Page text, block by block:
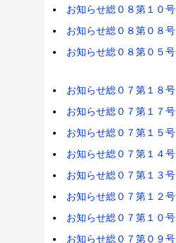
お知らせ総０８第１０号
お知らせ総０８第０８号
お知らせ総０８第０５号
お知らせ総０７第１８号
お知らせ総０７第１７号
お知らせ総０７第１５号
お知らせ総０７第１４号
お知らせ総０７第１３号
お知らせ総０７第１２号
お知らせ総０７第１０号
お知らせ総０７第０９号